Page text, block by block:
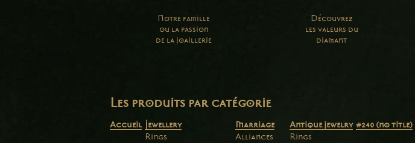
Notre famille
ou la passion
de la joaillerie
Découvrez
les valeurs du
diamant
Les produits par catégorie
Accueil Jewellery
Rings
Marriage
Alliances
Antique jewelry
Rings
#240 (no title)